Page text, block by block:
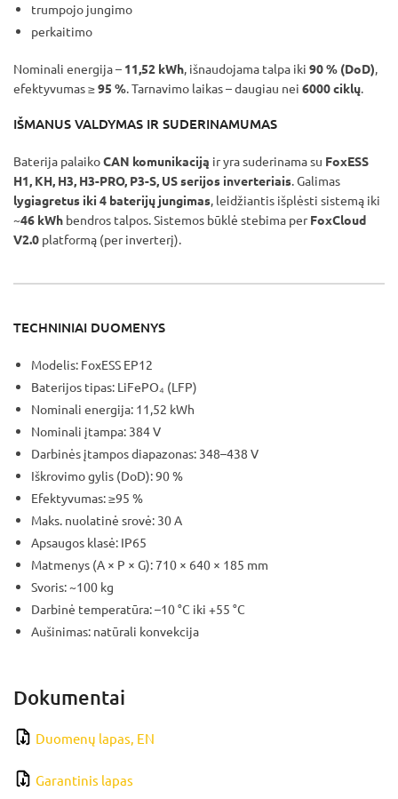
trumpojo jungimo
perkaitimo
Nominali energija – 11,52 kWh, išnaudojama talpa iki 90 % (DoD),
efektyvumas ≥95 %. Tarnavimo laikas – daugiau nei 6000 ciklų.
IŠMANUS VALDYMAS IR SUDERINAMUMAS
Baterija palaikoCAN komunikaciją ir yra suderinama su FoxESS
H1, KH, H3, H3-PRO, P3-S, US serijos inverteriais. Galimas
lygiagretus iki 4 baterijų jungimas, leidžiantis išplėsti sistemą iki
~46 kWh bendros talpos. Sistemos būklė stebima perFoxCloud
V2.0 platformą (per inverterį).
TECHNINIAI DUOMENYS
Modelis: FoxESS EP12
Baterijos tipas: LiFePO₄ (LFP)
Nominali energija: 11,52 kWh
Nominali įtampa: 384 V
Darbinės įtampos diapazonas: 348–438 V
Iškrovimo gylis (DoD): 90 %
Efektyvumas: ≥95 %
Maks. nuolatinė srovė: 30 A
Apsaugos klasė: IP65
Matmenys (A × P × G): 710 × 640 × 185 mm
Svoris: ~100 kg
Darbinė temperatūra: –10 °C iki +55 °C
Aušinimas: natūrali konvekcija
Dokumentai
Duomenų lapas, EN
Garantinis lapas